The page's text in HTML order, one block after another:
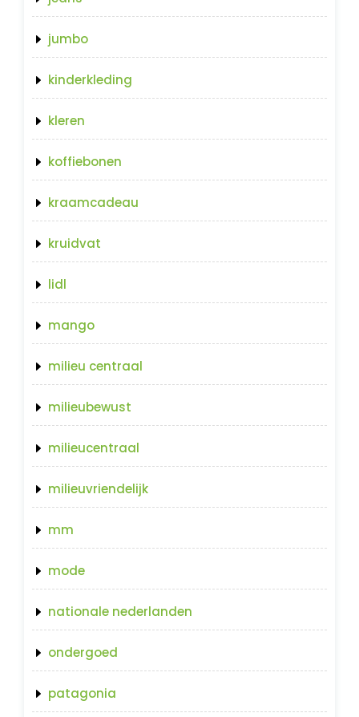
jumbo
kinderkleding
kleren
koffiebonen
kraamcadeau
kruidvat
lidl
mango
milieu centraal
milieubewust
milieucentraal
milieuvriendelijk
mm
mode
nationale nederlanden
ondergoed
patagonia